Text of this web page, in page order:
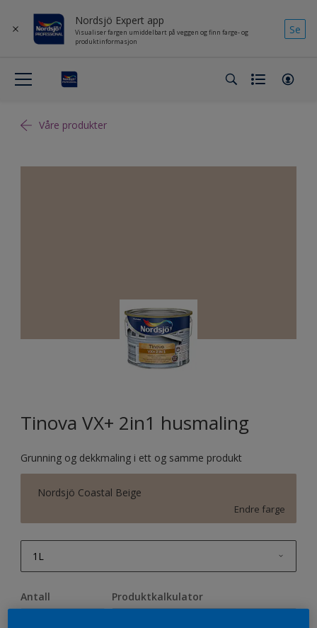
Nordsjö Expert app
Visualiser fargen umiddelbart på veggen og finn farge- og
produktinformasjon
Se
Våre produkter
Tinova VX+ 2in1 husmaling
Grunning og dekkmaling i ett og samme produkt
Nordsjö Coastal Beige
Endre farge
1L
2,5L
Antall Produktkalkulator